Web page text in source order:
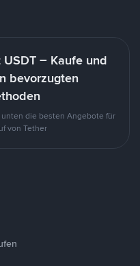
– Kaufe und
bevorzugten
unten die besten Angebote für
von Tether